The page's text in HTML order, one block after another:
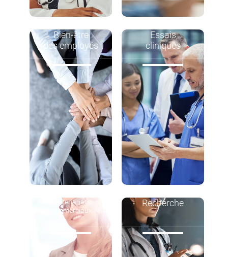
Bien-être
des employés
Essais
cliniques
Partenariats
commerciaux
Recherche